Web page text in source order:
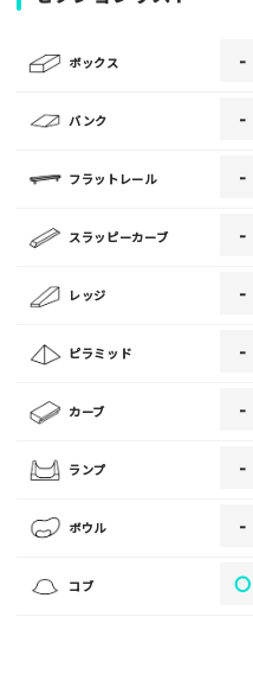
[text photo1alt
写真
写真
[text photo3alt
ご注意事項
・人物の顔が写っている場合
・画像の規定サイズは横幅
ボックス -
バンク -
フラットレール -
スラッピーカーブ -
レッジ -
ピラミッド -
カーブ -
ランプ -
ボウル -
コブ 〇